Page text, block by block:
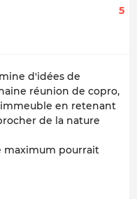
5
d'idées de
réunion de copro,
en retenant
de la nature
maximum pourrait